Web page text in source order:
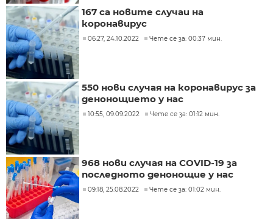
167 са новите случаи на
коронавирус
06:27, 24.10.2022 Чете се за: 00:37 мин.
550 нови случая на коронавирус за
денонощието у нас
10:55, 09.09.2022 Чете се за: 01:12 мин.
968 нови случая на COVID-19 за
последното денонощие у нас
09:18, 25.08.2022 Чете се за: 01:02 мин.